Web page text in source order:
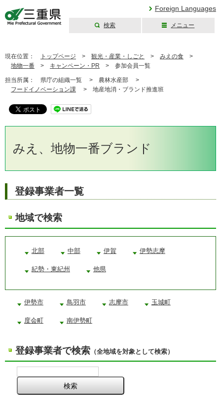
Foreign Languages
検索 メニュー
現在位置： トップページ > 観光・産業・しごと > みえの食 >
地物一番 > キャンペーン・PR > 参加会員一覧
担当所属： 県庁の組織一覧 > 農林水産部 >
フードイノベーション課 > 地産地消・ブランド推進班
みえ、地物一番ブランド
登録事業者一覧
地域で検索
北部 中部 伊賀 伊勢志摩
紀勢・東紀州 他県
伊勢市 鳥羽市 志摩市 玉城町
度会町 南伊勢町
登録事業者で検索 （全地域を対象として検索）